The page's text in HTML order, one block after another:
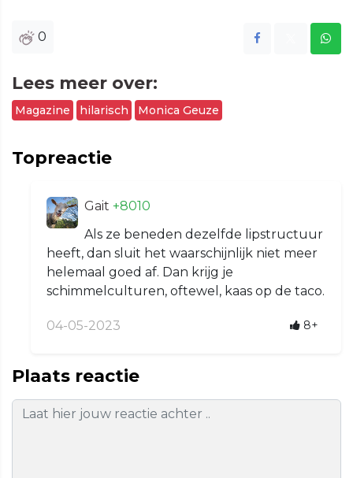
0
Lees meer over:
Magazine hilarisch Monica Geuze
Topreactie
Gait +8010
Als ze beneden dezelfde lipstructuur
heeft, dan sluit het waarschijnlijk niet meer
helemaal goed af. Dan krijg je
schimmelculturen, oftewel, kaas op de taco.
04-05-2023 8+
Plaats reactie